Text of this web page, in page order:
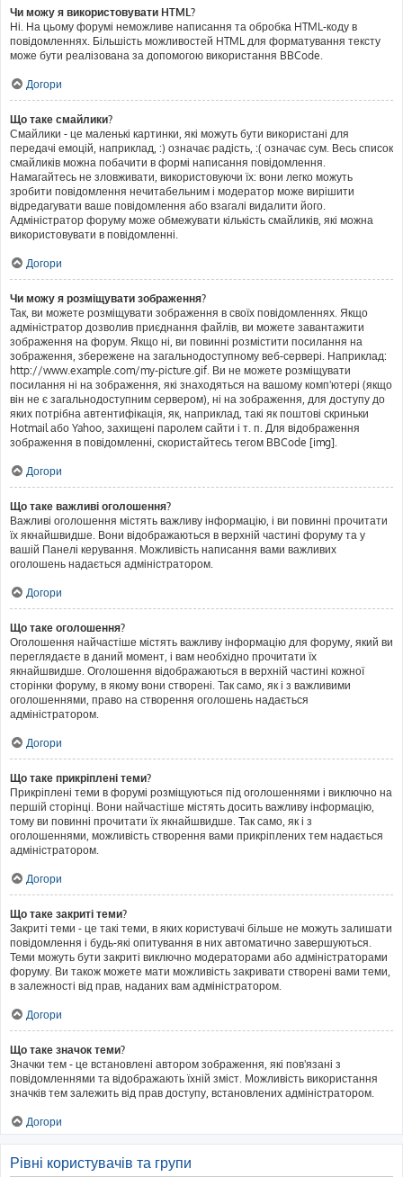
Чи можу я використовувати HTML?
Ні. На цьому форумі неможливе написання та обробка HTML-коду в
повідомленнях. Більшість можливостей HTML для форматування тексту
може бути реалізована за допомогою використання BBCode.
Догори
Що таке смайлики?
Смайлики - це маленькі картинки, які можуть бути використані для
передачі емоцій, наприклад, :) означає радість, :( означає сум. Весь список
смайликів можна побачити в формі написання повідомлення.
Намагайтесь не зловживати, використовуючи їх: вони легко можуть
зробити повідомлення нечитабельним і модератор може вирішити
відредагувати ваше повідомлення або взагалі видалити його.
Адміністратор форуму може обмежувати кількість смайликів, які можна
використовувати в повідомленні.
Догори
Чи можу я розміщувати зображення?
Так, ви можете розміщувати зображення в своїх повідомленнях. Якщо
адміністратор дозволив приєднання файлів, ви можете завантажити
зображення на форум. Якщо ні, ви повинні розмістити посилання на
зображення, збережене на загальнодоступному веб-сервері. Наприклад:
http://www.example.com/my-picture.gif. Ви не можете розміщувати
посилання ні на зображення, які знаходяться на вашому комп'ютері (якщо
він не є загальнодоступним сервером), ні на зображення, для доступу до
яких потрібна автентифікація, як, наприклад, такі як поштові скриньки
Hotmail або Yahoo, захищені паролем сайти і т. п. Для відображення
зображення в повідомленні, скористайтесь тегом BBCode [img].
Догори
Що таке важливі оголошення?
Важливі оголошення містять важливу інформацію, і ви повинні прочитати
їх якнайшвидше. Вони відображаються в верхній частині форуму та у
вашій Панелі керування. Можливість написання вами важливих
оголошень надається адміністратором.
Догори
Що таке оголошення?
Оголошення найчастіше містять важливу інформацію для форуму, який ви
переглядаєте в даний момент, і вам необхідно прочитати їх
якнайшвидше. Оголошення відображаються в верхній частині кожної
сторінки форуму, в якому вони створені. Так само, як і з важливими
оголошеннями, право на створення оголошень надається
адміністратором.
Догори
Що таке прикріплені теми?
Прикріплені теми в форумі розміщуються під оголошеннями і виключно на
першій сторінці. Вони найчастіше містять досить важливу інформацію,
тому ви повинні прочитати їх якнайшвидше. Так само, як і з
оголошеннями, можливість створення вами прикріплених тем надається
адміністратором.
Догори
Що таке закриті теми?
Закриті теми - це такі теми, в яких користувачі більше не можуть залишати
повідомлення і будь-які опитування в них автоматично завершуються.
Теми можуть бути закриті виключно модераторами або адміністраторами
форуму. Ви також можете мати можливість закривати створені вами теми,
в залежності від прав, наданих вам адміністратором.
Догори
Що таке значок теми?
Значки тем - це встановлені автором зображення, які пов'язані з
повідомленнями та відображають їхній зміст. Можливість використання
значків тем залежить від прав доступу, встановлених адміністратором.
Догори
Рівні користувачів та групи